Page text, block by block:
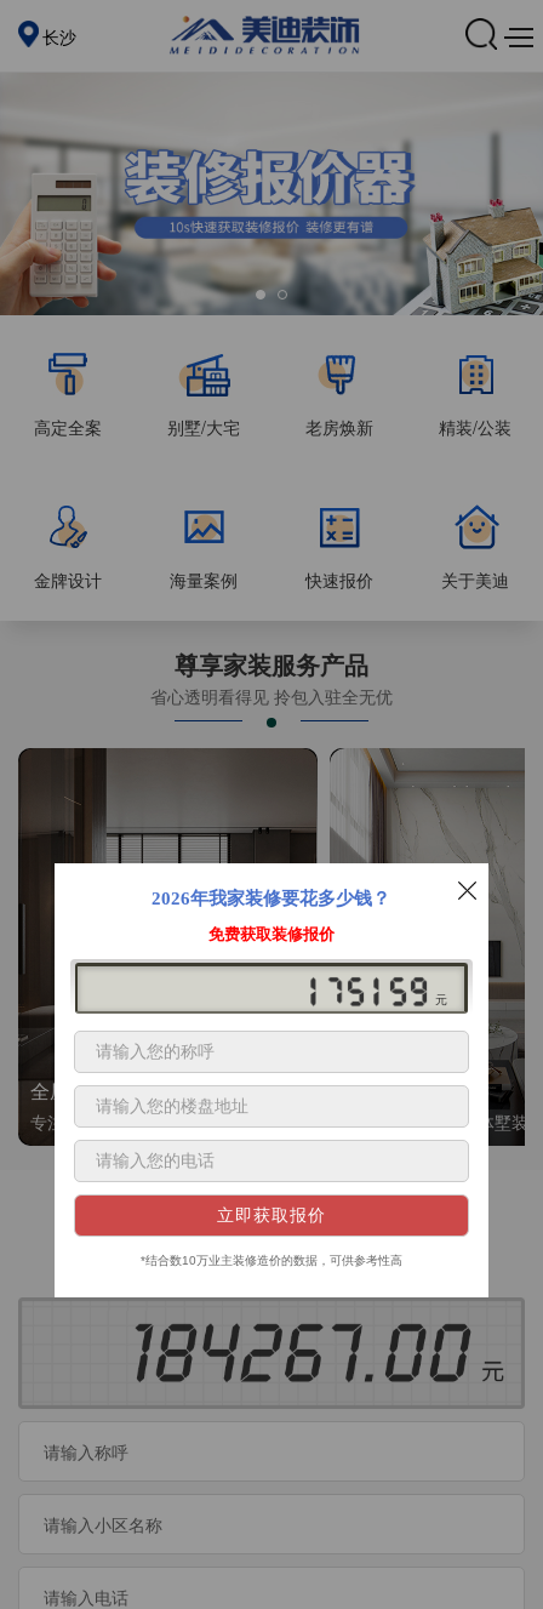
长沙
高定全案 别墅/大宅 老房焕新 精装/公装
金牌设计 海量案例 快速报价 关于美迪
尊享家装服务产品
省心透明看得见 拎包入驻全无优
全屋整装
专注整装24年，高标准，选美迪 十年后仍爱我家
别墅大平层
高端私人定制，整体墅装
获取装修预算